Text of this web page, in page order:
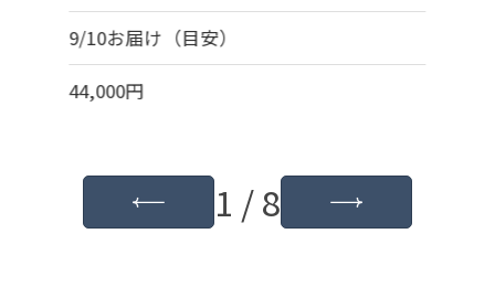
9/10お届け（目安）
44,000円
1 / 8